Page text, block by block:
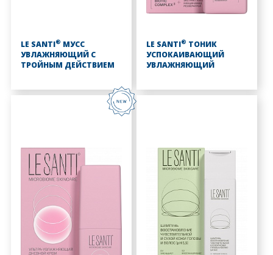
LE SANTI® МУСС
УВЛАЖНЯЮЩИЙ С
ТРОЙНЫМ ДЕЙСТВИЕМ
LE SANTI® ТОНИК
УСПОКАИВАЮЩИЙ
УВЛАЖНЯЮЩИЙ